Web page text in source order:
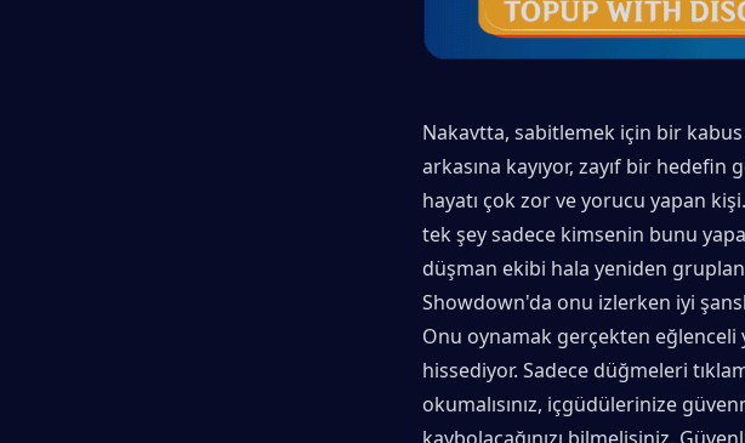
Nakavtta, sabitlemek için bir
arkasına kayıyor, zayıf bir hedefin
hayatı çok zor ve yorucu yapan
tek şey sadece kimsenin bunu
düşman ekibi hala yeniden
Showdown'da onu izlerken iyi
Onu oynamak gerçekten
hissediyor. Sadece düğmeleri
okumalısınız, içgüdülerinize